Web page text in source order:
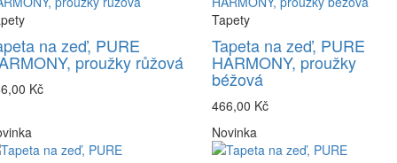
na zeď, PURE
proužky růžová
Kč
Tapety
Tapeta na zeď, PURE
HARMONY, proužky
béžová
466,00 Kč
Novinka